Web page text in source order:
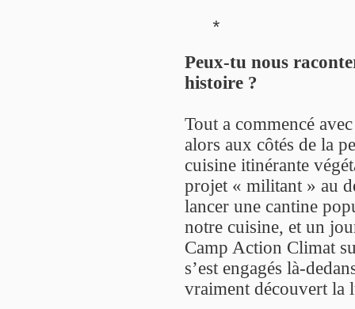
*
Peux-tu nous
histoire ?
Tout a commencé
alors aux côtés de la
cuisine itinérante
projet « militant » au
lancer une cantine
notre cuisine, et un
Camp Action Climat
s’est engagés là-
vraiment découvert la